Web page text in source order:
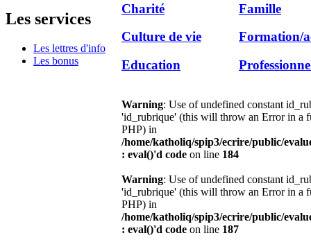
Les services
Les lettres d'info
Les bonus
Charité
Culture de vie
Education
Famille
Formation/
Warning: Use of undefined constant
'id_rubrique' (this will throw an Error in a
PHP) in
/home/katholiq/spip3/ecrire/public/
: eval()'d code on line 184
Warning: Use of undefined constant
'id_rubrique' (this will throw an Error in a
PHP) in
/home/katholiq/spip3/ecrire/public/
: eval()'d code on line 187